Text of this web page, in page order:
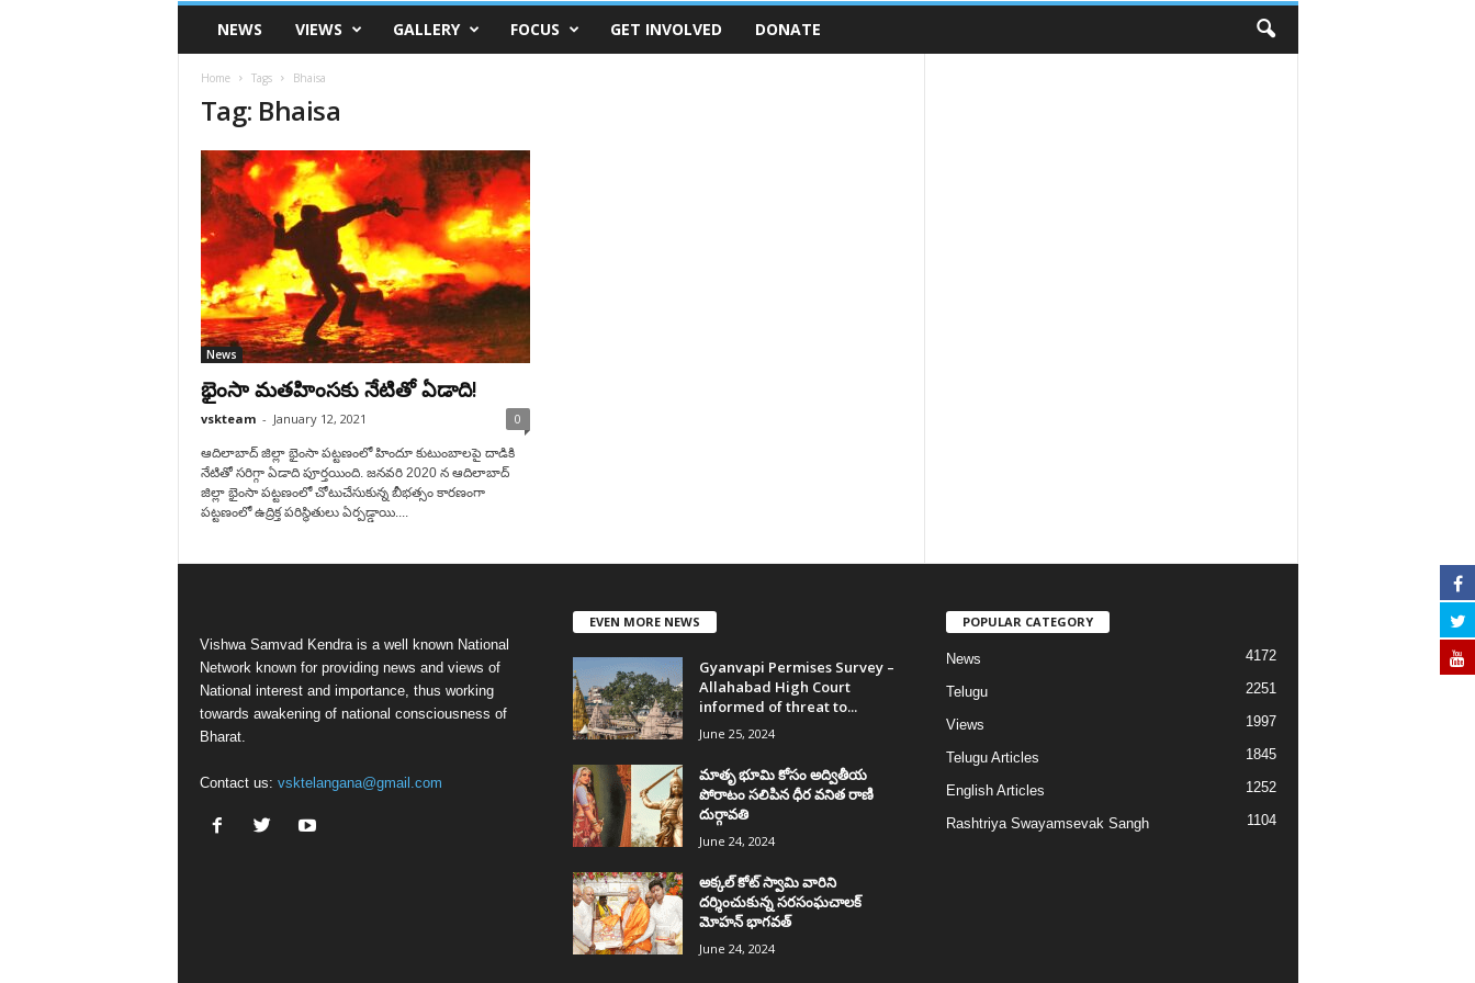
VSK
TelanganaNEWS VIEWS GALLERY FOCUS GET INVOLVED DONATE
Home Tags Bhaisa
Tag: Bhaisa
News
భైంసా మతహింసకు నేటితో ఏడాది!
vskteam - January 12, 2021 0
ఆదిలాబాద్ జిల్లా భైంసా పట్టణంలో హిందూ కుటుంబాలపై దాడికి
నేటితో సరిగ్గా ఏడాది పూర్తయింది. జనవరి 2020 న ఆదిలాబాద్
జిల్లా భైంసా పట్టణంలో చోటుచేసుకున్న బీభత్సం కారణంగా
పట్టణంలో ఉద్రిక్త పరిస్థితులు ఏర్పడ్డాయి....
Vishwa Samvad Kendra is a well known National
Network known for providing news and views of
National interest and importance, thus working
towards awakening of national consciousness of
Bharat.
Contact us: vsktelangana@gmail.com
EVEN MORE NEWS
Gyanvapi Permises Survey –
Allahabad High Court
informed of threat to...
June 25, 2024
మాతృ భూమి కోసం అద్వితీయ
పోరాటం సలిపిన ధీర వనిత రాణి
దుర్గావతి
June 24, 2024
అక్కల్‌ కోట్‌ స్వామి వారిని
దర్శించుకున్న సరసంఘచాలక్
మోహన్ భాగవత్
June 24, 2024
POPULAR CATEGORY
News 4172
Telugu 2251
Views 1997
Telugu Articles 1845
English Articles 1252
Rashtriya Swayamsevak Sangh 1104